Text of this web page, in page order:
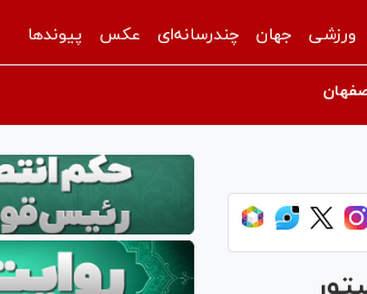
ورزشی جهان چندرسانه‌ای عکس پیوندها